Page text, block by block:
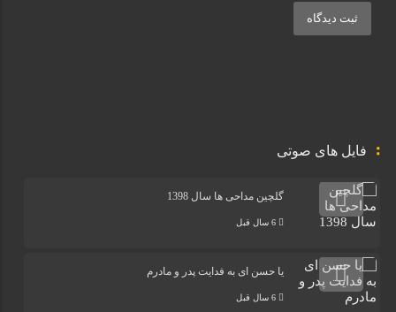
ثبت دیدگاه
فایل های صوتی
گلچین مداحی ها سال 1398
6 سال قبل
یا حسن ای به فدایت پدر و مادرم
6 سال قبل